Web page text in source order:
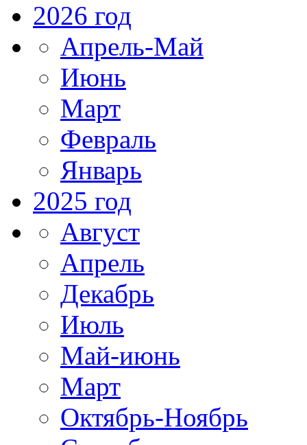
2026 год
Апрель-Май
Июнь
Март
Февраль
Январь
2025 год
Август
Апрель
Декабрь
Июль
Май-июнь
Март
Октябрь-Ноябрь